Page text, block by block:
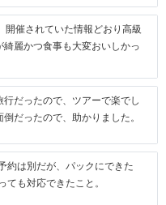
開催されていた情報どおり高級
麗かつ食事も大変おいしかっ
だったので、ツアーで楽でし
だったので、助かりました。
約は別だが、パックにできた
ても対応できたこと。